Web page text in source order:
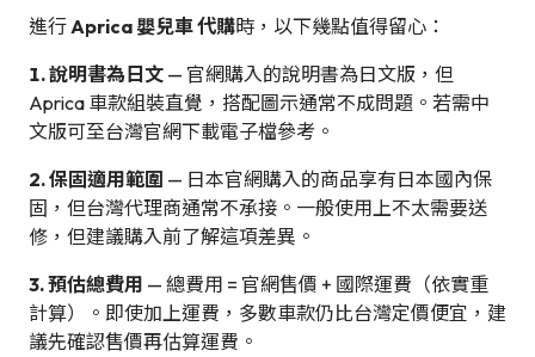
進行 Aprica 嬰兒車 代購時，以下幾點值得留心：
1. 說明書為日文 — 官網購入的說明書為日文版，但
Aprica 車款組裝直覺，搭配圖示通常不成問題。若需中
文版可至台灣官網下載電子檔參考。
2. 保固適用範圍 — 日本官網購入的商品享有日本國內保
固，但台灣代理商通常不承接。一般使用上不太需要送
修，但建議購入前了解這項差異。
3. 預估總費用 — 總費用 = 官網售價 + 國際運費（依實重
計算）。即使加上運費，多數車款仍比台灣定價便宜，建
議先確認售價再估算運費。